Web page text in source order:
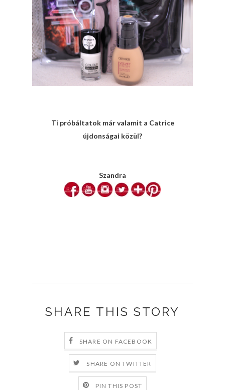
Ti próbáltatok már valamit a Catrice
újdonságai közül?
Szandra
SHARE THIS STORY
SHARE ON FACEBOOK
SHARE ON TWITTER
PIN THIS POST